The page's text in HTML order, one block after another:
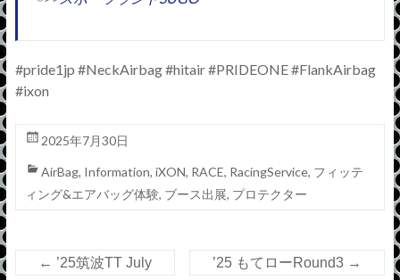
#pride1jp #NeckAirbag #hitair #PRIDEONE #FlankAirbag
#ixon
2025年7月30日
AirBag, Information, iXON, RACE, RacingService, フィッテ
ィング&エアバッグ体験, ブース出展, プロテクター
← ’25筑波TT July ’25 もてローRound3 →